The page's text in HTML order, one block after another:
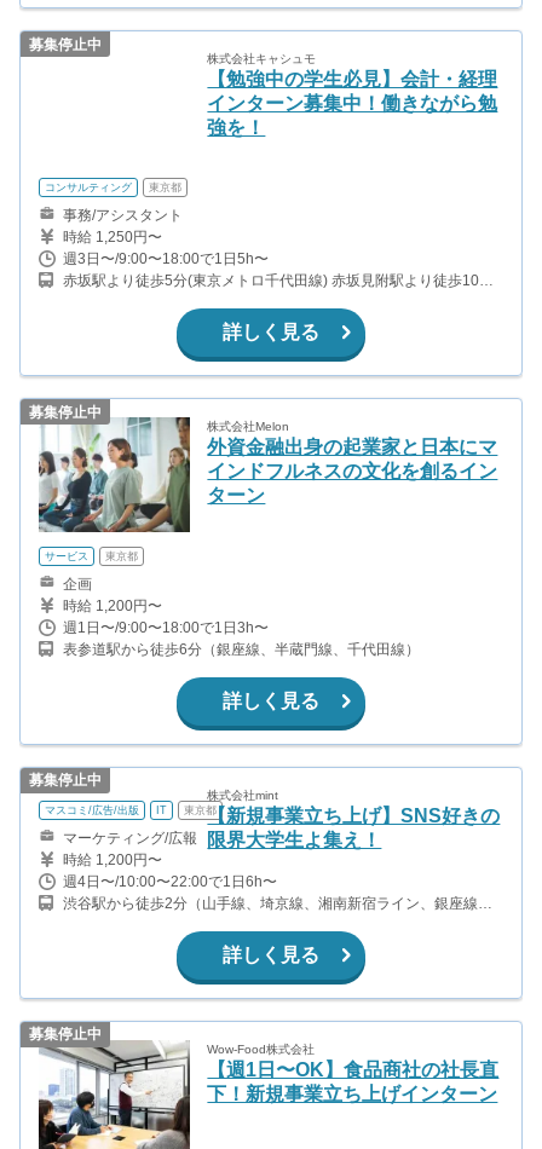
募集停止中
株式会社キャシュモ
【勉強中の学生必見】会計・経理
インターン募集中！働きながら勉
強を！
コンサルティング 東京都
事務/アシスタント
時給 1,250円〜
週3日〜/9:00〜18:00で1日5h〜
赤坂駅より徒歩5分(東京メトロ千代田線) 赤坂見附駅より徒歩10分
詳しく見る
募集停止中
株式会社Melon
外資金融出身の起業家と日本にマ
インドフルネスの文化を創るイン
ターン
サービス 東京都
企画
時給 1,200円〜
週1日〜/9:00〜18:00で1日3h〜
表参道駅から徒歩6分（銀座線、半蔵門線、千代田線）
詳しく見る
募集停止中
株式会社mint
【新規事業立ち上げ】SNS好きの
限界大学生よ集え！
マスコミ/広告/出版 IT 東京都
マーケティング/広報
時給 1,200円〜
週4日〜/10:00〜22:00で1日6h〜
渋谷駅から徒歩2分（山手線、埼京線、湘南新宿ライン、銀座線、
詳しく見る
募集停止中
Wow-Food株式会社
【週1日〜OK】食品商社の社長直
下！新規事業立ち上げインターン